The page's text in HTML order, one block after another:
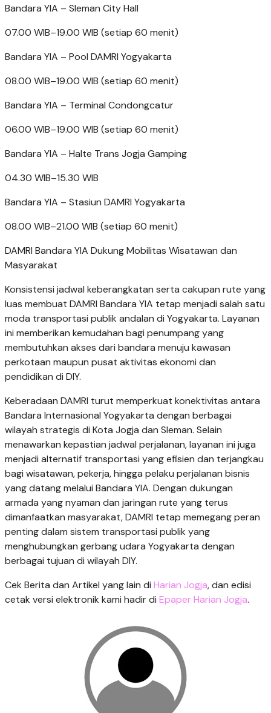
Bandara YIA – Sleman City Hall
07.00 WIB–19.00 WIB (setiap 60 menit)
Bandara YIA – Pool DAMRI Yogyakarta
08.00 WIB–19.00 WIB (setiap 60 menit)
Bandara YIA – Terminal Condongcatur
06.00 WIB–19.00 WIB (setiap 60 menit)
Bandara YIA – Halte Trans Jogja Gamping
04.30 WIB–15.30 WIB
Bandara YIA – Stasiun DAMRI Yogyakarta
08.00 WIB–21.00 WIB (setiap 60 menit)
DAMRI Bandara YIA Dukung Mobilitas Wisatawan dan
Masyarakat
Konsistensi jadwal keberangkatan serta cakupan rute yang
luas membuat DAMRI Bandara YIA tetap menjadi salah satu
moda transportasi publik andalan di Yogyakarta. Layanan
ini memberikan kemudahan bagi penumpang yang
membutuhkan akses dari bandara menuju kawasan
perkotaan maupun pusat aktivitas ekonomi dan
pendidikan di DIY.
Keberadaan DAMRI turut memperkuat konektivitas antara
Bandara Internasional Yogyakarta dengan berbagai
wilayah strategis di Kota Jogja dan Sleman. Selain
menawarkan kepastian jadwal perjalanan, layanan ini juga
menjadi alternatif transportasi yang efisien dan terjangkau
bagi wisatawan, pekerja, hingga pelaku perjalanan bisnis
yang datang melalui Bandara YIA. Dengan dukungan
armada yang nyaman dan jaringan rute yang terus
dimanfaatkan masyarakat, DAMRI tetap memegang peran
penting dalam sistem transportasi publik yang
menghubungkan gerbang udara Yogyakarta dengan
berbagai tujuan di wilayah DIY.
Cek Berita dan Artikel yang lain di Harian Jogja, dan edisi
cetak versi elektronik kami hadir di Epaper Harian Jogja.